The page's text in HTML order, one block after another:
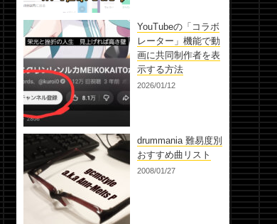
YouTubeの「コラボ
レーター」機能で動
画に共同制作者を表
示する方法
2026/01/12
drummania 難易度別
おすすめ曲リスト
2008/01/27